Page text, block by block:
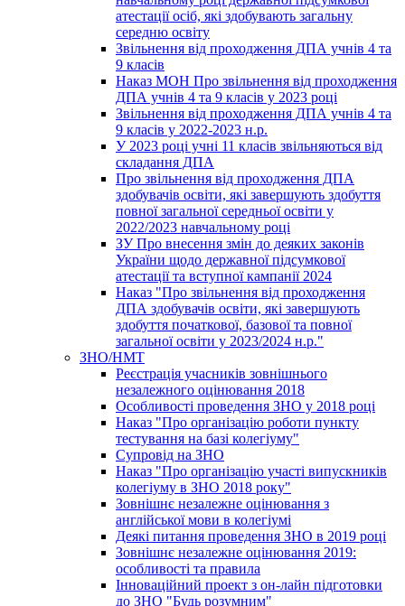
атестації осіб, які здобувають загальну
середню освіту
Звільнення від проходження ДПА учнів 4 та
9 класів
Наказ МОН Про звільнення від проходження
ДПА учнів 4 та 9 класів у 2023 році
Звільнення від проходження ДПА учнів 4 та
9 класів у 2022-2023 н.р.
У 2023 році учні 11 класів звільняються від
складання ДПА
Про звільнення від проходження ДПА
здобувачів освіти, які завершують здобуття
повної загальної середньої освіти у
2022/2023 навчальному році
ЗУ Про внесення змін до деяких законів
України щодо державної підсумкової
атестації та вступної кампанії 2024
Наказ "Про звільнення від проходження
ДПА здобувачів освіти, які завершують
здобуття початкової, базової та повної
загальної освіти у 2023/2024 н.р."
ЗНО/НМТ
Реєстрація учасників зовнішнього
незалежного оцінювання 2018
Особливості проведення ЗНО у 2018 році
Наказ "Про організацію роботи пункту
тестування на базі колегіуму"
Супровід на ЗНО
Наказ "Про організацію участі випускників
колегіуму в ЗНО 2018 року"
Зовнішнє незалежне оцінювання з
англійської мови в колегіумі
Деякі питання проведення ЗНО в 2019 році
Зовнішнє незалежне оцінювання 2019:
особливості та правила
Інноваційний проект з он-лайн підготовки
до ЗНО "Будь розумним"